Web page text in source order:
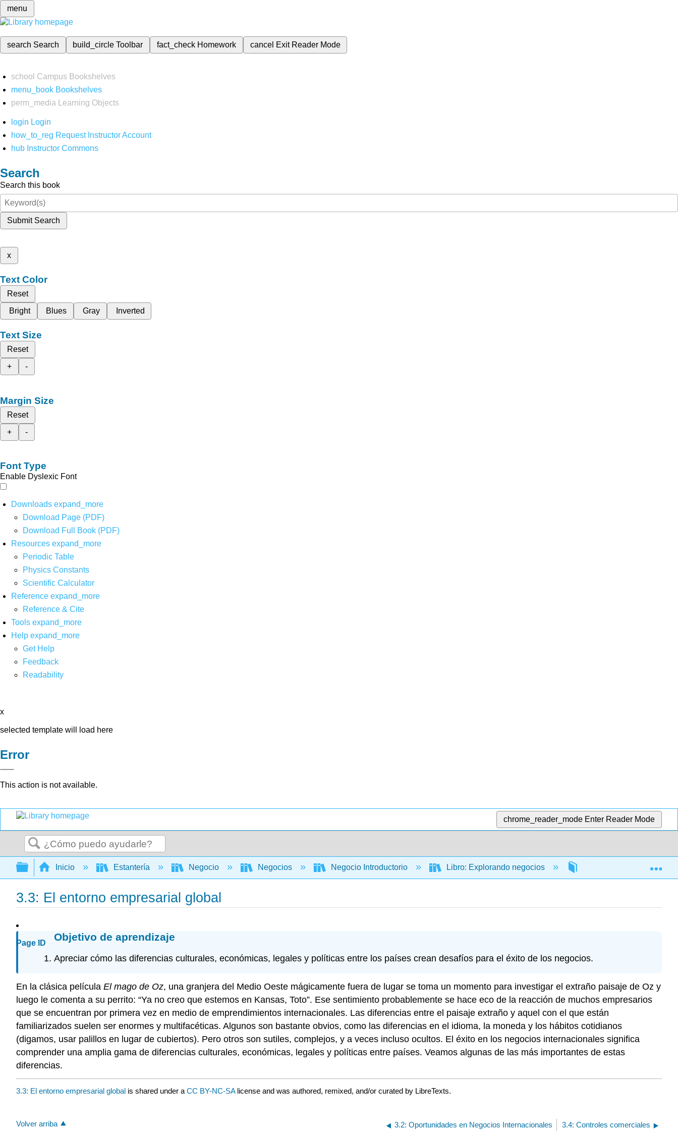
menu
search Search build_circleToolbar fact_check Homework cancel Exit Reader Mode
school Campus Bookshelves
menu_book Bookshelves
perm_media
Learning Objects
login Login
how_to_reg Request Instructor Account
hub Instructor Commons
Search
Search this book
Submit Search
x
Text Color
Reset
Bright
Blues Gray Inverted
Text Size
Reset
+
-
Margin Size
Reset
+
-
Font Type
Enable Dyslexic Font
Downloads expand_more
Download Page (PDF)
Download Full Book (PDF)
Resources expand_more
Periodic Table
Physics Constants
Scientific Calculator
Reference expand_more
Reference & Cite
Tools expand_more
Help expand_more
Get Help
Feedback
Readability
x
selected template will load here
Error
This action is not available.
chrome_reader_mode Enter Reader Mode
Buscar
Expandir/contraer jerarquía global
Inicio Estantería Negocio Negocios Negocio Introductorio Libro: Explorando negocios 3: Los negocios en un
3.3: El entorno empresarial global
Page ID
Objetivo de aprendizaje
Apreciar cómo las diferencias culturales, económicas, legales y políticas entre los países crean desafíos para el éxito de los negocios.
En la clásica película El mago de Oz, una granjera del Medio Oeste mágicamente fuera de lugar se toma un momento para investigar el extraño paisaje de Oz y
luego le comenta a su perrito: “Ya no creo que estemos en Kansas, Toto”. Ese sentimiento probablemente se hace eco de la reacción de muchos empresarios
que se encuentran por primera vez en medio de emprendimientos internacionales. Las diferencias entre el paisaje extraño y aquel con el que están
familiarizados suelen ser enormes y multifacéticas. Algunos son bastante obvios, como las diferencias en el idioma, la moneda y los hábitos cotidianos
(digamos, usar palillos en lugar de cubiertos). Pero otros son sutiles, complejos, y a veces incluso ocultos. El éxito en los negocios internacionales significa
comprender una amplia gama de diferencias culturales, económicas, legales y políticas entre países. Veamos algunas de las más importantes de estas
diferencias.
3.3: El entorno empresarial global is shared under a CC BY-NC-SA license and was authored, remixed, and/or curated by LibreTexts.
Volver arriba 3.2: Oportunidades en Negocios Internacionales 3.4: Controles comerciales